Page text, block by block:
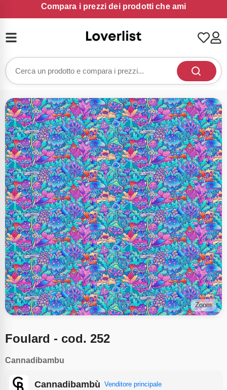
Compara i prezzi dei prodotti che ami
Zoom
Foulard - cod. 252
Cannadibambu
Cannadibambù Venditore principale